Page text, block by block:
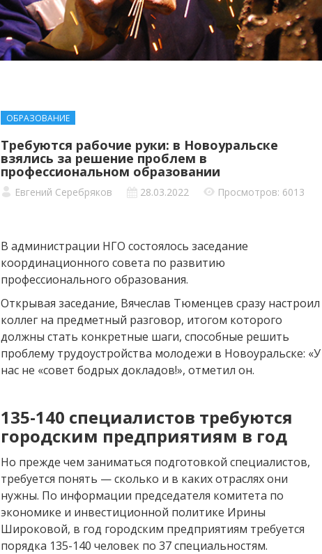
ОБРАЗОВАНИЕ
Требуются рабочие руки: в Новоуральске
взялись за решение проблем в
профессиональном образовании
Евгений Серебряков 28.03.2022 Просмотров: 6013
В администрации НГО состоялось заседание
координационного совета по развитию
профессионального образования.
Открывая заседание, Вячеслав Тюменцев сразу настроил
коллег на предметный разговор, итогом которого
должны стать конкретные шаги, способные решить
проблему трудоустройства молодежи в Новоуральске: «У
нас не «совет бодрых докладов!», отметил он.
135-140 специалистов требуются
городским предприятиям в год
Но прежде чем заниматься подготовкой специалистов,
требуется понять — сколько и в каких отраслях они
нужны. По информации председателя комитета по
экономике и инвестиционной политике Ирины
Широковой, в год городским предприятиям требуется
порядка 135-140 человек по 37 специальностям.